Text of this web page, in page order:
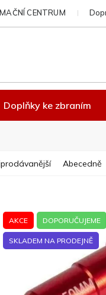
CENTRUM
Doplňky ke zbraním
Abecedně
AKCE DOPORUČUJEME
SKLADEM NA PRODEJNĚ